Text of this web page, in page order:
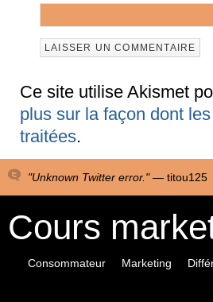
Ce site utilise Akismet
plus sur la façon dont
traitées.
"Unknown Twitter error." — titou125
Cours
Consommateur Marketing